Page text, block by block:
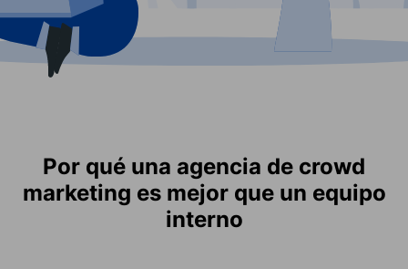
Por qué una agencia de crowd
marketing es mejor que un equipo
interno